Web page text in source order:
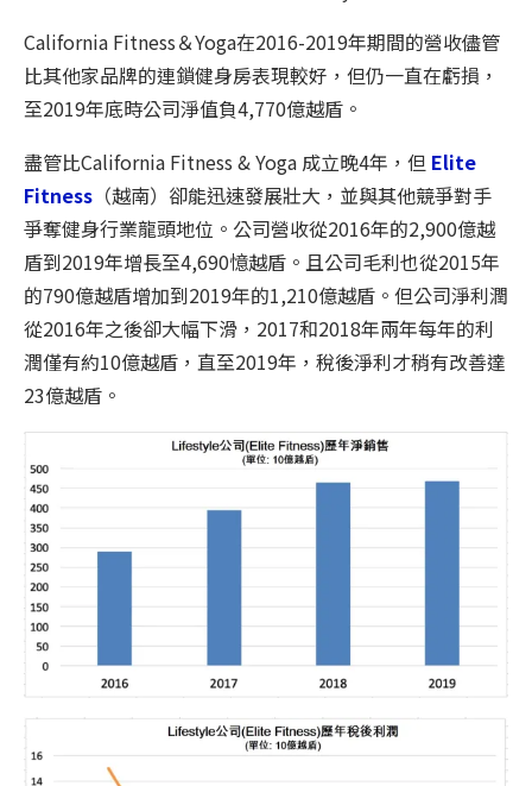
California Fitness＆Yoga在2016-2019年期間的營收儘管
比其他家品牌的連鎖健身房表現較好，但仍一直在虧損，
至2019年底時公司淨值負4,770億越盾。
盡管比California Fitness & Yoga 成立晚4年，但 Elite
Fitness （越南）卻能迅速發展壯大，並與其他競爭對手
爭奪健身行業龍頭地位。公司營收從2016年的2,900億越
盾到2019年增長至4,690憶越盾。且公司毛利也從2015年
的790億越盾增加到2019年的1,210億越盾。但公司淨利潤
從2016年之後卻大幅下滑，2017和2018年兩年每年的利
潤僅有約10億越盾，直至2019年，稅後淨利才稍有改善達
23億越盾。